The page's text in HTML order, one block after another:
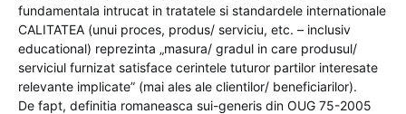
fundamentala intrucat in tratatele si standardele internationale
CALITATEA (unui proces, produs/ serviciu, etc. – inclusiv
educational) reprezinta „masura/ gradul in care produsul/
serviciul furnizat satisface cerintele tuturor partilor interesate
relevante implicate” (mai ales ale clientilor/ beneficiarilor).
De fapt, definitia romaneasca sui-generis din OUG 75-2005